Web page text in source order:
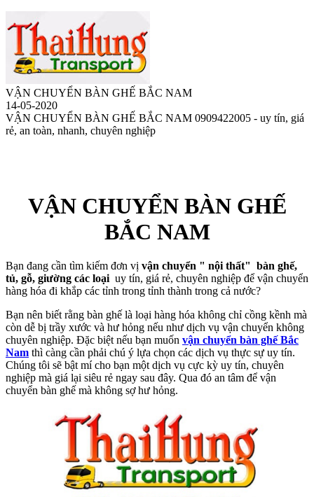
VẬN CHUYỂN BÀN GHẾ BẮC NAM
14-05-2020
VẬN CHUYỂN BÀN GHẾ BẮC NAM 0909422005 - uy tín, giá
rẻ, an toàn, nhanh, chuyên nghiệp
VẬN CHUYỂN BÀN GHẾ
BẮC NAM
Bạn đang cần tìm kiếm đơn vị vận chuyển " nội thất" bàn ghế,
tủ, gỗ, giường các loại uy tín, giá rẻ, chuyên nghiệp để vận chuyển
hàng hóa đi khắp các tỉnh trong tỉnh thành trong cả nước?
Bạn nên biết rằng bàn ghế là loại hàng hóa không chỉ cồng kềnh mà
còn dễ bị trầy xước và hư hỏng nếu như dịch vụ vận chuyển không
chuyên nghiệp. Đặc biệt nếu bạn muốn vận chuyển bàn ghế Bắc
Nam thì càng cần phải chú ý lựa chọn các dịch vụ thực sự uy tín.
Chúng tôi sẽ bật mí cho bạn một dịch vụ cực kỳ uy tín, chuyên
nghiệp mà giá lại siêu rẻ ngay sau đây. Qua đó an tâm để vận
chuyển bàn ghế mà không sợ hư hỏng.